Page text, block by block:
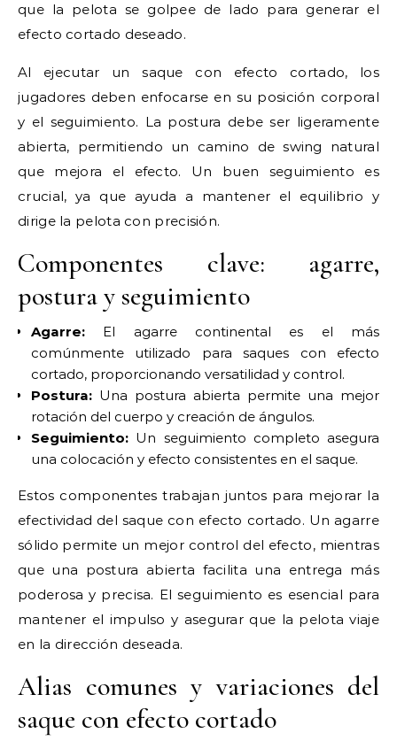
que la pelota se golpee de lado para generar el
efecto cortado deseado.
Al ejecutar un saque con efecto cortado, los
jugadores deben enfocarse en su posición corporal
y el seguimiento. La postura debe ser ligeramente
abierta, permitiendo un camino de swing natural
que mejora el efecto. Un buen seguimiento es
crucial, ya que ayuda a mantener el equilibrio y
dirige la pelota con precisión.
Componentes clave: agarre,
postura y seguimiento
Agarre: El agarre continental es el más
comúnmente utilizado para saques con efecto
cortado, proporcionando versatilidad y control.
Postura: Una postura abierta permite una mejor
rotación del cuerpo y creación de ángulos.
Seguimiento: Un seguimiento completo asegura
una colocación y efecto consistentes en el saque.
Estos componentes trabajan juntos para mejorar la
efectividad del saque con efecto cortado. Un agarre
sólido permite un mejor control del efecto, mientras
que una postura abierta facilita una entrega más
poderosa y precisa. El seguimiento es esencial para
mantener el impulso y asegurar que la pelota viaje
en la dirección deseada.
Alias comunes y variaciones del
saque con efecto cortado